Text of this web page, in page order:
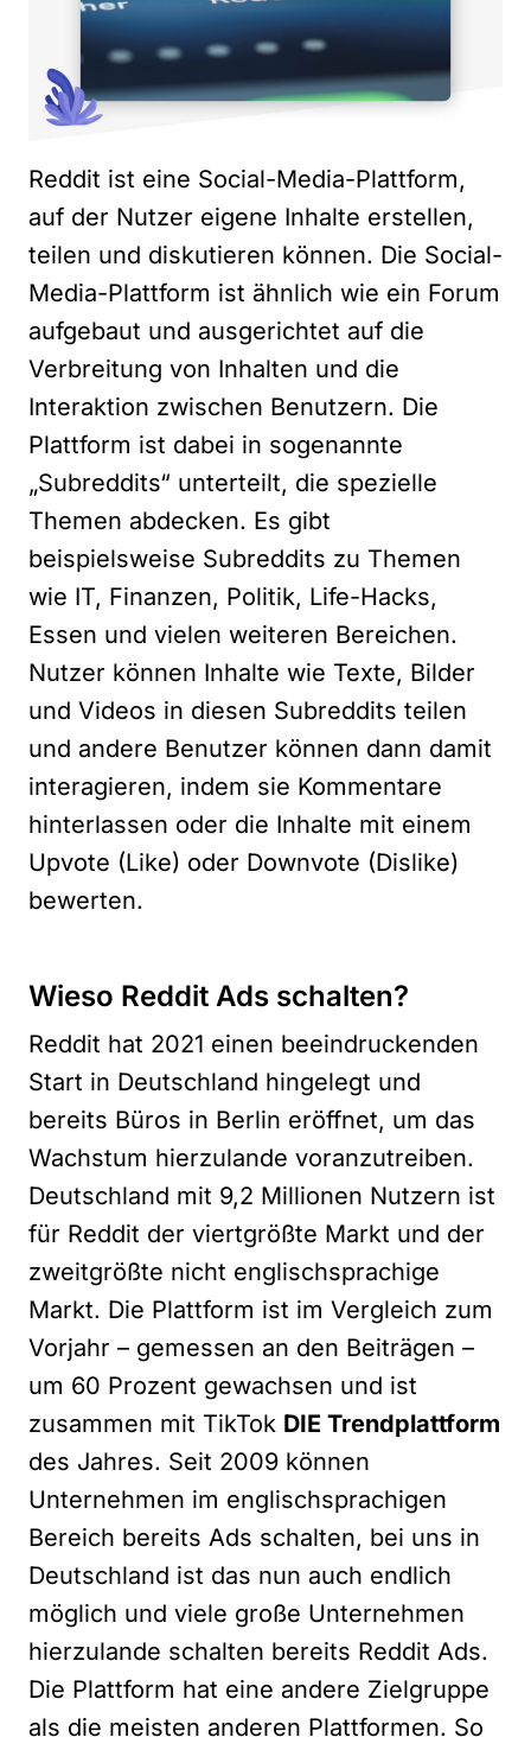
Reddit ist eine Social-Media-Plattform,
auf der Nutzer eigene Inhalte erstellen,
teilen und diskutieren können. Die Social-
Media-Plattform ist ähnlich wie ein Forum
aufgebaut und ausgerichtet auf die
Verbreitung von Inhalten und die
Interaktion zwischen Benutzern. Die
Plattform ist dabei in sogenannte
„Subreddits“ unterteilt, die spezielle
Themen abdecken. Es gibt
beispielsweise Subreddits zu Themen
wie IT, Finanzen, Politik, Life-Hacks,
Essen und vielen weiteren Bereichen.
Nutzer können Inhalte wie Texte, Bilder
und Videos in diesen Subreddits teilen
und andere Benutzer können dann damit
interagieren, indem sie Kommentare
hinterlassen oder die Inhalte mit einem
Upvote (Like) oder Downvote (Dislike)
bewerten.
Wieso Reddit Ads schalten?
Reddit hat 2021 einen beeindruckenden
Start in Deutschland hingelegt und
bereits Büros in Berlin eröffnet, um das
Wachstum hierzulande voranzutreiben.
Deutschland mit 9,2 Millionen Nutzern ist
für Reddit der viertgrößte Markt und der
zweitgrößte nicht englischsprachige
Markt. Die Plattform ist im Vergleich zum
Vorjahr – gemessen an den Beiträgen –
um 60 Prozent gewachsen und ist
zusammen mit TikTok DIE Trendplattform
des Jahres. Seit 2009 können
Unternehmen im englischsprachigen
Bereich bereits Ads schalten, bei uns in
Deutschland ist das nun auch endlich
möglich und viele große Unternehmen
hierzulande schalten bereits Reddit Ads.
Die Plattform hat eine andere Zielgruppe
als die meisten anderen Plattformen. So